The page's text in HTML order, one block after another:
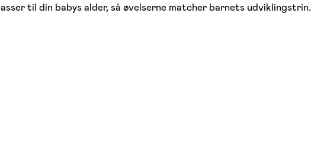
til din babys alder, så øvelserne matcher barnets udviklingstrin.